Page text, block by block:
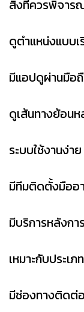
สิ่งที่ควรพิจาร
ดูตำแหน่งแบบเ
มีแอปดูผ่านมือ
ดูเส้นทางย้อน
ระบบใช้งานง่าย
มีทีมติดตั้งมืออ
มีบริการหลังกา
เหมาะกับประเภ
มีช่องทางติดต่